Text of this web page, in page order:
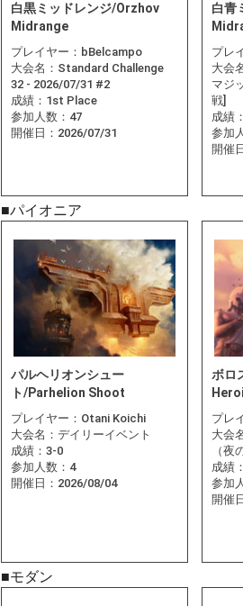
白黒ミッドレンジ/Orzhov
Midrange
プレイヤー： bBelcampo
大会名： Standard Challenge
32 - 2026/07/31 #2
成績： 1st Place
参加人数： 47
開催日： 2026/07/31
白青
プレ
大会
マジ
戦]
成績：
参加
開催
■パイオニア
パルヘリオンシュー
ト/Parhelion Shoot
プレイヤー： Otani Koichi
大会名： デイリーイベント
成績： 3-0
参加人数： 4
開催日： 2026/08/04
ボロ
プレ
大会
（夜
成績：
参加
開催
■モダン